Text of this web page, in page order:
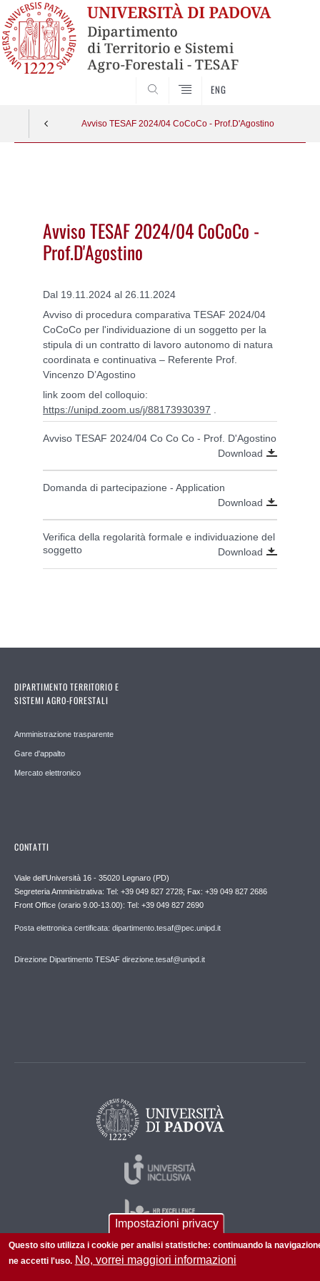
ENG
Avviso TESAF 2024/04 CoCoCo - Prof.D'Agostino
Avviso TESAF 2024/04 CoCoCo -
Prof.D'Agostino
Dal 19.11.2024 al 26.11.2024
Avviso di procedura comparativa TESAF 2024/04
CoCoCo per l'individuazione di un soggetto per la
stipula di un contratto di lavoro autonomo di natura
coordinata e continuativa – Referente Prof.
Vincenzo D’Agostino
link zoom del colloquio:
https://unipd.zoom.us/j/88173930397
Avviso TESAF 2024/04 Co Co Co - Prof. D'Agostino
Download
Domanda di partecipazione - Application
Download
Verifica della regolarità formale e individuazione del
soggetto
Download
DIPARTIMENTO TERRITORIO E
SISTEMI AGRO-FORESTALI
Amministrazione trasparente
Gare d'appalto
Mercato elettronico
CONTATTI
Viale dell'Università 16 - 35020 Legnaro (PD)
Segreteria Amministrativa: Tel: +39 049 827 2728; Fax: +39 049 827 2686
Front Office (orario 9.00-13.00): Tel: +39 049 827 2690
Posta elettronica certificata: dipartimento.tesaf@pec.unipd.it
Direzione Dipartimento TESAF direzione.tesaf@unipd.it
Impostazioni privacy
Questo sito utilizza i cookie per analisi statistiche: continuando la
ne accetti l'uso. No, vorrei maggiori informazioni